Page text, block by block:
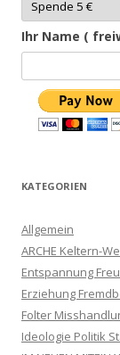
Ihr Name (
KATEGORIEN
Allgemein
ARCHE Keltern-
Entspannung
Erziehung
Folter
Ideologie Politik